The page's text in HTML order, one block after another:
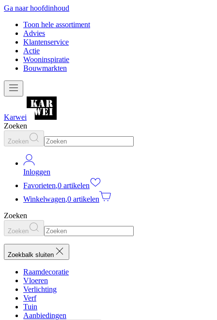
Ga naar hoofdinhoud
Toon hele assortiment
Advies
Klantenservice
Actie
Wooninspiratie
Bouwmarkten
Karwei
Zoeken
Zoeken
Inloggen
Favorieten,0 artikelen
Winkelwagen,0 artikelen
Zoeken
Zoeken
Zoekbalk sluiten
Raamdecoratie
Vloeren
Verlichting
Verf
Tuin
Aanbiedingen